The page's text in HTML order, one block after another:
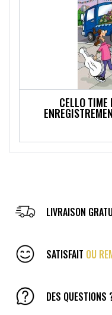
CELLO TIME
LIVRAISON
SATISFAIT OU
DES QUESTIONS